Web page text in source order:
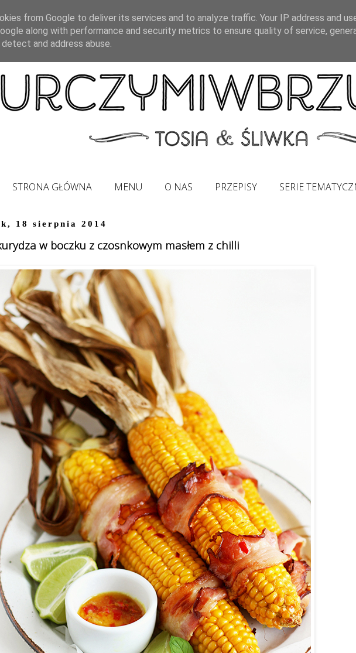
STRONA GŁÓWNA MENU O NAS PRZEPISY SERIE
18 sierpnia 2014
w boczku z czosnkowym masłem z chilli
from Google to deliver its services and to analyze traffic. Your IP address and
along with performance and security metrics to ensure quality of service,
and address abuse.